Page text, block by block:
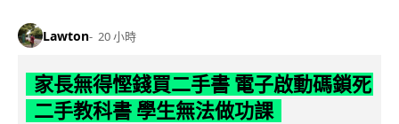
Lawton 20 小時
家長無得慳錢買二手書 電子啟動碼鎖死
二手教科書 學生無法做功課